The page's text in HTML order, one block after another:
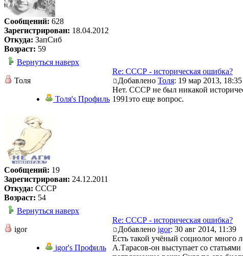
Сообщений: 628
Зарегистрирован: 18.04.2012
Откуда: ЗапСиб
Возраст: 59
Вернуться наверх
Толя
Толя's Профиль
Сообщений: 19
Зарегистрирован: 24.12.2011
Откуда: СССР
Возраст: 54
Re: СССР - историческая ошибка?
Добавлено Толя: 19 мар 2013, 18:35
Нет. СССР не был никакой
1991это еще вопрос.
Вернуться наверх
igor
igor's Профиль
Re: СССР - историческая ошибка?
Добавлено igor: 30 авг 2014, 11:39
Есть такой учёный социолог много
А.Тарасов-он выступает со статьями